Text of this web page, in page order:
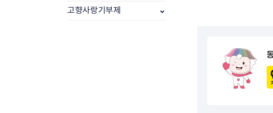
부동산중개보수(중개수수료)
바뀐지번찾기
고향사랑기부제